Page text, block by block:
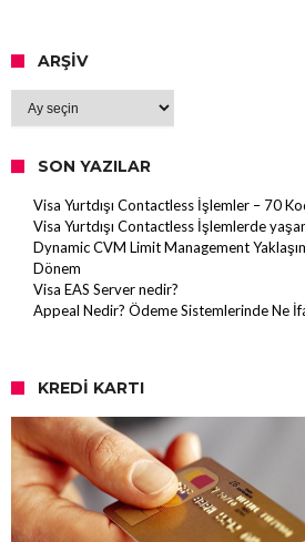
ARŞIV
SON YAZILAR
Visa Yurtdışı Contactless İşlemler – 70
Visa Yurtdışı Contactless İşlemlerde
Dynamic CVM Limit Management
Dönem
Visa EAS Server nedir?
Appeal Nedir? Ödeme Sistemlerinde Ne
KREDI KARTI